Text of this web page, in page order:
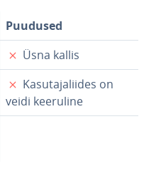
Puudused
✗
Üsna kallis
✗
Ka­su­ta­ja­lii­des on
veidi keeruline